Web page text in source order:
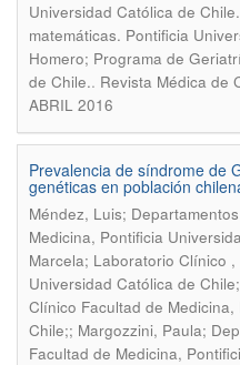
Universidad Católica de
matemáticas. Pontificia
Homero; Programa de
de Chile.. Revista Médica de
ABRIL 2016
Prevalencia de síndrome de
genéticas en población
Méndez, Luis;
Medicina, Pontificia
Marcela; Laboratorio Clínico
Universidad Católica de
Clínico Facultad de
Chile;; Margozzini, Paula;
Facultad de Medicina,